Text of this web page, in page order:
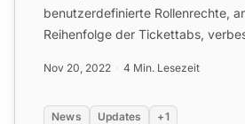
benutzerdefinierte Rollenrechte,
Reihenfolge der Tickettabs,
Nov 20, 2022 4 Min. Lesezeit
News Updates +1